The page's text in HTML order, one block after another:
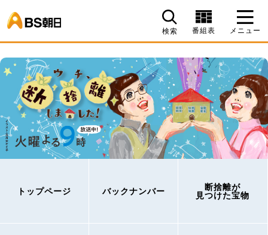
検索 番組表 メニュー
トップページ バックナンバー
断捨離が
見つけた宝物